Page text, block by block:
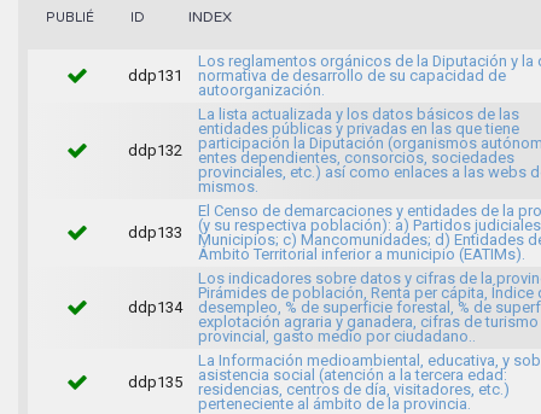
PUBLIÉ ID INDEX
ddp131
Los reglamentos orgánicos de la Diputación y la
normativa de desarrollo de su capacidad de
autoorganización.
ddp132
La lista actualizada y los datos básicos de las
entidades públicas y privadas en las que tiene
participación la Diputación (organismos
entes dependientes, consorcios, sociedades
provinciales, etc.) así como enlaces a las webs
mismos.
ddp133
El Censo de demarcaciones y entidades de la
(y su respectiva población): a) Partidos
Municipios; c) Mancomunidades; d) Entidades
Ámbito Territorial inferior a municipio (EATIMs).
ddp134
Los indicadores sobre datos y cifras de la
Pirámides de población, Renta per cápita, Índice
desempleo, % de superficie forestal, % de
explotación agraria y ganadera, cifras de turismo
provincial, gasto medio por ciudadano..
ddp135
La Información medioambiental, educativa, y
asistencia social (atención a la tercera edad:
residencias, centros de día, visitadores, etc.)
perteneciente al ámbito de la provincia.